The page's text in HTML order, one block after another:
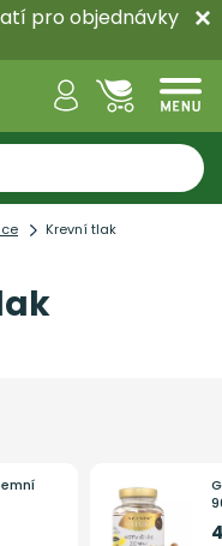
pro objednávky
Krevní tlak